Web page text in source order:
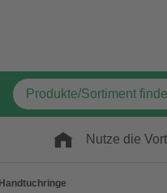
Nutze die
Handtuchringe